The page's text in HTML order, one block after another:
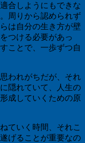
合しようにもできな
周りから認められず
は自分の生き方が壁
つける必要があっ
ことで、一歩ずつ自
われがちだが、それ
隠れていて、人生の
成していくための原
ていく時間、それこ
げることが重要なの